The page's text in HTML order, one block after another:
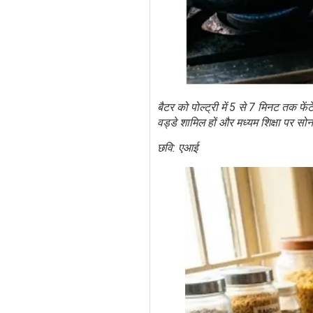
बैटर को पोल्ट्री में 5 से 7 मिनट तक
वड्डे शामिल हों और मध्यम शिक्षा पर
छवि: एआई